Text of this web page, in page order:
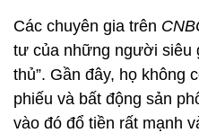
Các chuyên gia trên
tư của những người siêu
thủ”. Gần đây, họ không
phiếu và bất động sản
vào đó đổ tiền rất mạnh